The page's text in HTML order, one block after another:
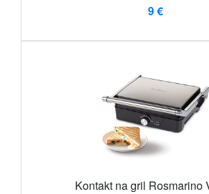
9 €
Kontakt na gril Rosmarino